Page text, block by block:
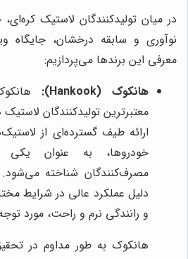
در میان تولیدکنندگان لاستیک
نوآوری و سابقه درخشان، جایگاه
معرفی این برندها می‌پردازیم:
هانکوک (Hankook):
معتبرترین تولیدکنندگان
ارائه طیف گسترده‌ای از
خودروها، به عنوان
مصرف‌کنندگان شناخته
دلیل عملکرد عالی در شرایط
و رانندگی نرم و راحت، مورد توجه
هانکوک به طور مداوم در